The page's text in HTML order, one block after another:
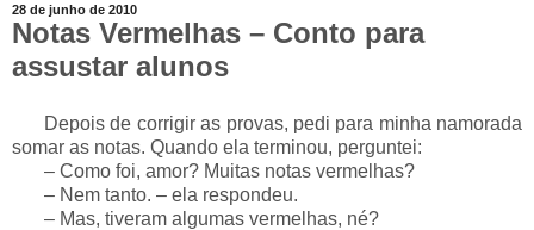
28 de junho de 2010
Notas Vermelhas – Conto para
assustar alunos
Depois de corrigir as provas, pedi para minha namorada
somar as notas. Quando ela terminou, perguntei:
– Como foi, amor? Muitas notas vermelhas?
– Nem tanto. – ela respondeu.
– Mas, tiveram algumas vermelhas, né?